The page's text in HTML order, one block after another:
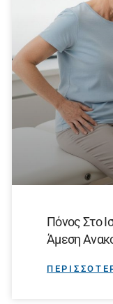
Πόνος Στο
Άμεση